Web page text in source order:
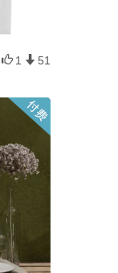
1 51